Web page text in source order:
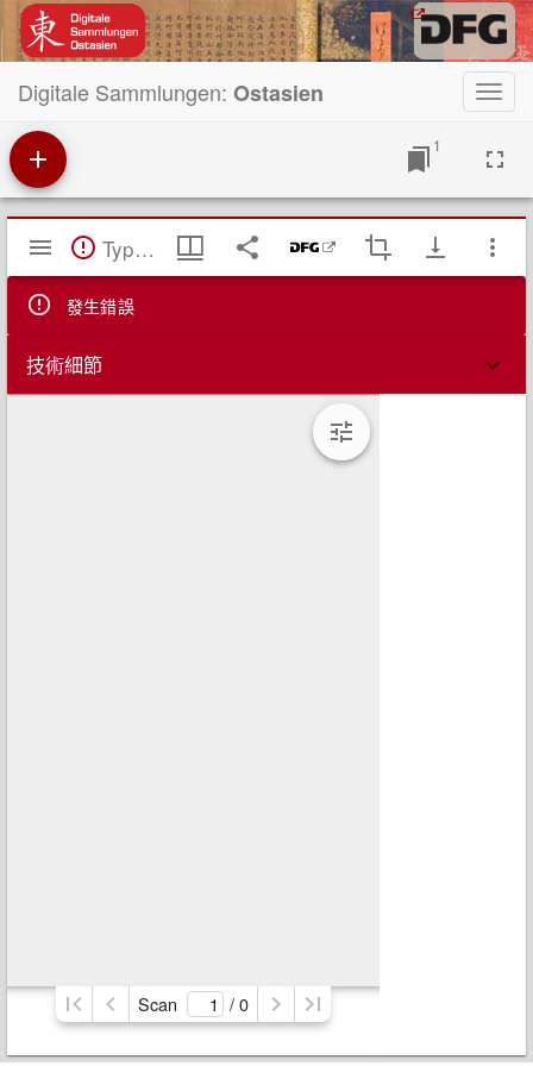
Digitale Sammlungen: Ostasien
1
Mirador
覽
TypeError: Failed to fetch
發生錯誤
技術細節
Scan / 0